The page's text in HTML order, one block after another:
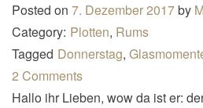
Posted on 7. Dezember 2017by
Category: Plotten, Rums
Tagged Donnerstag,
2 Comments
Hallo ihr Lieben, wow da ist er: